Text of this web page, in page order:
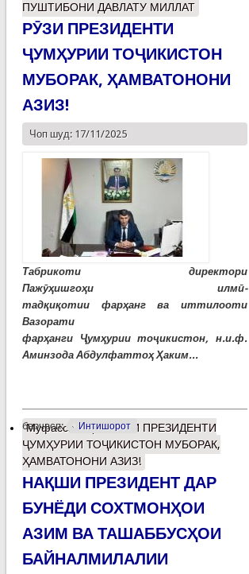
ПУШТИБОНИ ДАВЛАТУ МИЛЛАТ
РӮЗИ ПРЕЗИДЕНТИ
ҶУМҲУРИИ ТОҶИКИСТОН
МУБОРАК, ҲАМВАТОНОНИ
АЗИЗ!
Чоп шуд: 17/11/2025
Табрикоти директори
Пажӯҳишгоҳи илмӣ-
тадқиқотии фарҳанг ва иттилооти
Вазорати
фарҳанги Ҷумҳурии тоҷикистон, н.и.ф.
Аминзода Абдулфаттоҳ Ҳаким...
барчасп: Интишорот
Муфассалтаро РӮЗИ ПРЕЗИДЕНТИ
ҶУМҲУРИИ ТОҶИКИСТОН МУБОРАК,
ҲАМВАТОНОНИ АЗИЗ!
НАҚШИ ПРЕЗИДЕНТ ДАР
БУНЁДИ СОХТМОНҲОИ
АЗИМ ВА ТАШАББУСҲОИ
БАЙНАЛМИЛАЛИИ